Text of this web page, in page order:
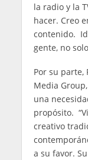
la radio y la
hacer. Creo
contenido.
gente, no
Por su parte,
Media
una
propósito.
creativo
a su favor.